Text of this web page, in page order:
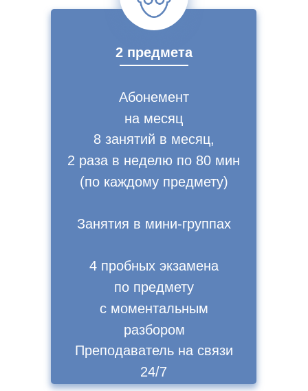
Абонемент
на месяц
8 занятий в месяц,
2 раза в неделю по 80 мин
(по каждому предмету)
Занятия в мини-группах
4 пробных экзамена
по предмету
с моментальным
разбором
Преподаватель на связи
24/7
2 предмета